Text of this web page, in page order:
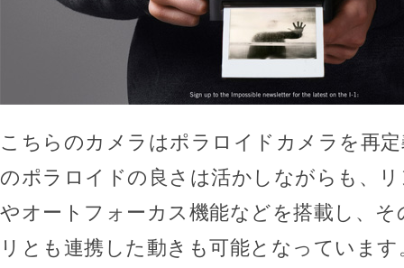
こちらのカメラはポラロイドカメラを再
のポラロイドの良さは活かしながらも、
やオートフォーカス機能などを搭載し、
リとも連携した動きも可能となっていま